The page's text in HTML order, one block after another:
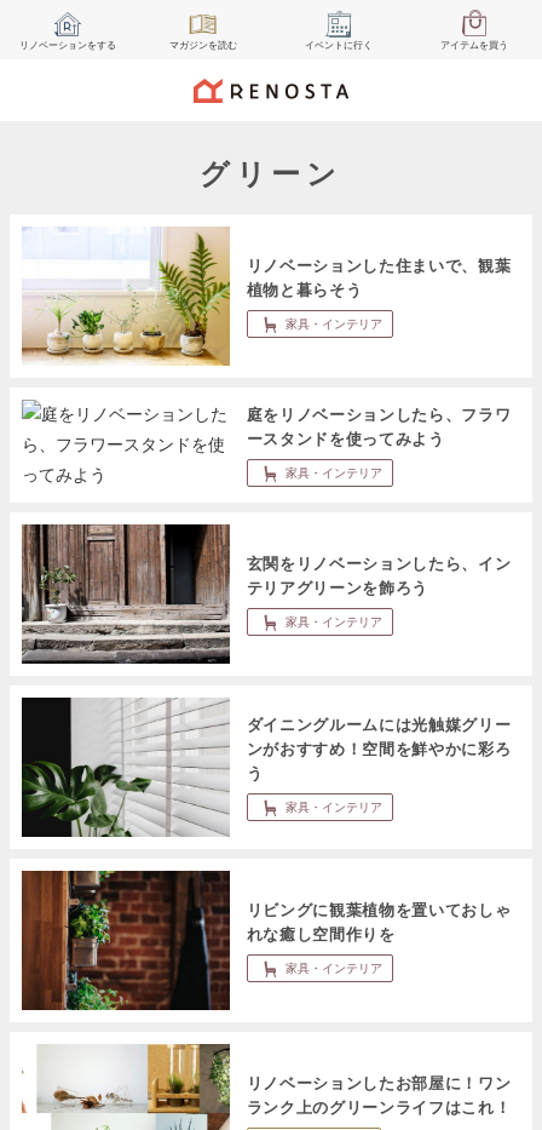
リノベーションをする マガジンを読む イベント に行く アイテムを買う
グリーン
リノベーションした住まいで、観葉
植物と暮らそう
家具・インテリア
庭をリノベーションしたら、フラワ
ースタンドを使ってみよう
家具・インテリア
玄関をリノベーションしたら、イン
テリアグリーンを飾ろう
家具・インテリア
ダイニングルームには光触媒グリー
ンがおすすめ！空間を鮮やかに彩ろ
う
家具・インテリア
リビングに観葉植物を置いておしゃ
れな癒し空間作りを
家具・インテリア
リノベーションしたお部屋に！ワン
ランク上のグリーンライフはこれ！